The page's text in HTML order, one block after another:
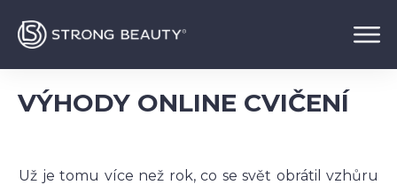
VÝHODY ONLINE CVIČENÍ
Už je tomu více než rok, co se svět obrátil vzhůru